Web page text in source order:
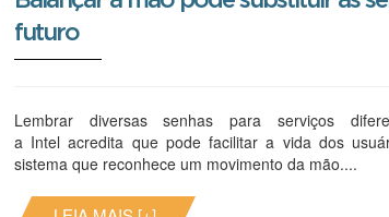
futuro
Lembrar diversas senhas para serviços
a Intel acredita que pode facilitar a vida dos
sistema que reconhece um movimento da mão....